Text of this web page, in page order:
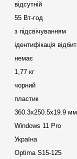
відсутній
55 Вт-год
з підсвічуванням
ідентифікація
немає
1,77 кг
чорний
пластик
360.3х250.5х19.9 мм
Windows 11 Pro
Україна
Optima S15-125